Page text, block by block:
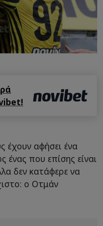
έχουν αφήσει ένα
που επίσης είναι
δεν κατάφερε να
ο Οτμάν